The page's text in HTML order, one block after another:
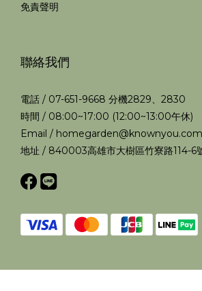
免責聲明
聯絡我們
電話 / 07-651-9668 分機2829、2830
時間 / 08:00~17:00 (12:00~13:00午休)
Email / homegarden@knownyou.com
地址 / 840003高雄市大樹區竹寮路114-6